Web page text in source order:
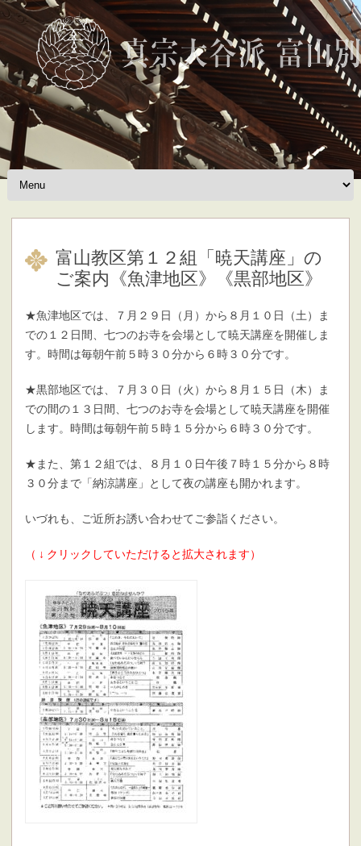
Skip to content
富山教区第１２組「暁天講座」の
ご案内《魚津地区》《黒部地区》
★魚津地区では、７月２９日（月）から８月１０日（土）ま
での１２日間、七つのお寺を会場として暁天講座を開催しま
す。時間は毎朝午前５時３０分から６時３０分です。
★黒部地区では、７月３０日（火）から８月１５日（木）ま
での間の１３日間、七つのお寺を会場として暁天講座を開催
します。時間は毎朝午前５時１５分から６時３０分です。
★また、第１２組では、８月１０日午後７時１５分から８時
３０分まで「納涼講座」として夜の講座も開かれます。
いづれも、ご近所お誘い合わせてご参詣ください。
（ ↓ クリックしていただけると拡大されます）